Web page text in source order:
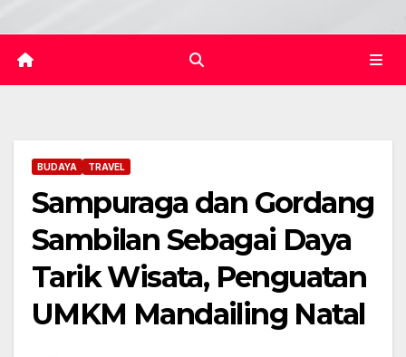
BUDAYA TRAVEL
Sampuraga dan Gordang
Sambilan Sebagai Daya
Tarik Wisata, Penguatan
UMKM Mandailing Natal